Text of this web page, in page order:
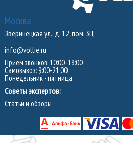
Москва
Зверинецкая ул., д. 12, пом. 3Ц
info@vollie.ru
Прием звонков: 10:00-18:00
Самовывоз: 9:00-21:00
Понедельник - пятница
Советы экспертов:
Статьи и обзоры